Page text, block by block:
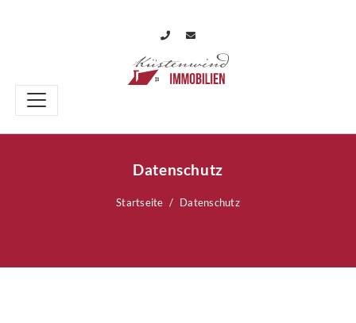
Datenschutz
Startseite Datenschutz